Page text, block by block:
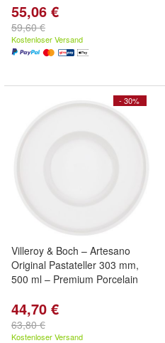
55,06 €
59,60 €
Kostenloser Versand
- 30%
Villeroy & Boch – Artesano
Original Pastateller 303 mm,
500 ml – Premium Porcelain
44,70 €
63,80 €
Kostenloser Versand